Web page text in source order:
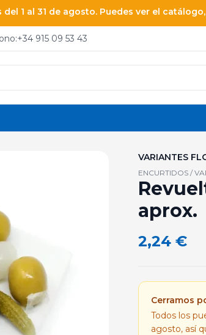
1 al 31 de agosto. Puedes ver el
+34 915 09 53 43
VARIANTES
ENCURTIDOS /
aprox.
2,24 €
Cerramos
Todos los
agosto, así